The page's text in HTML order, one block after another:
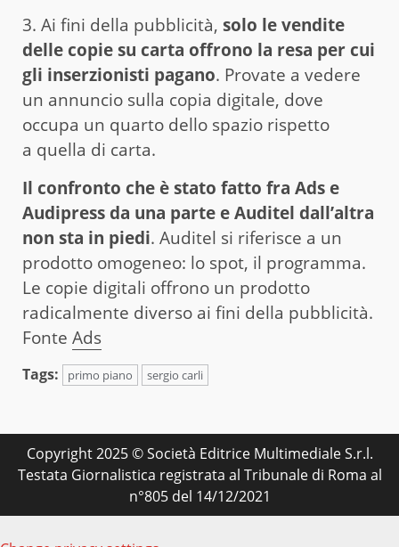
3. Ai fini della pubblicità, solo le vendite
delle copie su carta offrono la resa per cui
gli inserzionisti pagano. Provate a vedere
un annuncio sulla copia digitale, dove
occupa un quarto dello spazio rispetto
a quella di carta.
Il confronto che è stato fatto fra Ads e
Audipress da una parte e Auditel dall’altra
non sta in piedi. Auditel si riferisce a un
prodotto omogeneo: lo spot, il programma.
Le copie digitali offrono un prodotto
radicalmente diverso ai fini della pubblicità.
Fonte Ads
Tags: primo piano sergio carli
Copyright 2025 © Società Editrice Multimediale S.r.l.
Testata Giornalistica registrata al Tribunale di Roma al
n°805 del 14/12/2021